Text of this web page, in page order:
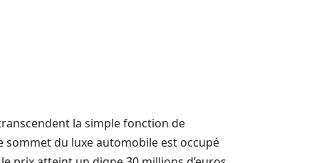
la simple fonction de
sommet du luxe automobile est occupé